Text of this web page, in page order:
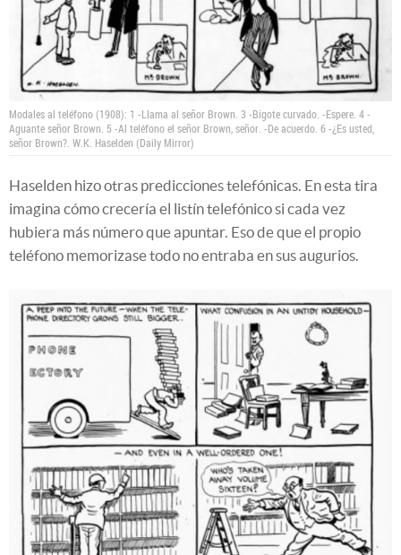
Modales al teléfono (1908): 1 -Llama al señor Brown. 3 -Bigote curvado. -Espere. 4 -
Aguante señor Brown. 5 -Al teléfono el señor Brown, señor. -De acuerdo. 6 -¿Es usted,
señor Brown?. W.K. Haselden (Daily Mirror)
Haselden hizo otras predicciones telefónicas. En esta tira
imagina cómo crecería el listín telefónico si cada vez
hubiera más número que apuntar. Eso de que el propio
teléfono memorizase todo no entraba en sus augurios.